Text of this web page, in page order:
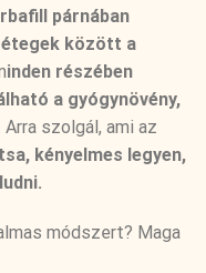
párnában
között a
inden részében
a gyógynövény,
szolgál, ami az
kényelmes legyen,
módszert? Maga